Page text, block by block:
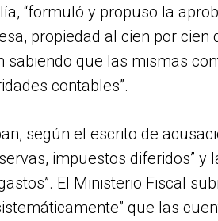
“formuló y propuso la
propiedad al cien por cien
sabiendo que las mismas
contables”.
según el escrito de
impuestos diferidos” y
El Ministerio Fiscal
que las